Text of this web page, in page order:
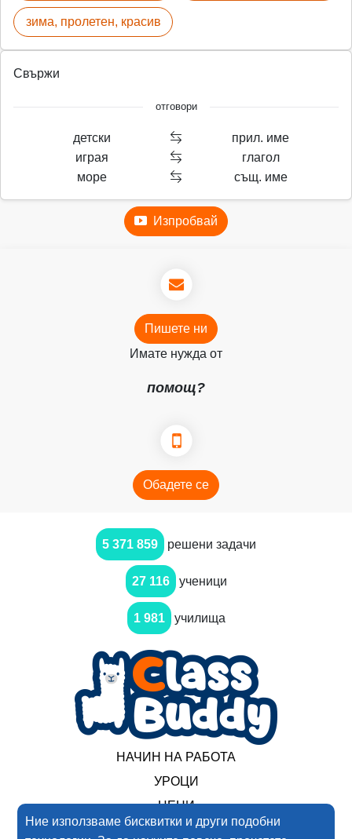
Ние използваме бисквитки и други подобни
зима, пролетен, красив
Свържи
отговори
детски
прил. име
играя
глагол
море
същ. име
Изпробвай
Пишете ни
Имате нужда от
помощ?
Обадете се
5 371 859 решени задачи
27 116 ученици
1 981 училища
НАЧИН НА РАБОТА
УРОЦИ
ЦЕНИ